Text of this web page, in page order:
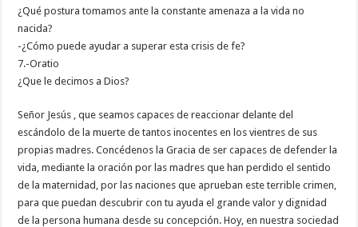
¿Qué postura tomamos ante la constante amenaza a la vida no
nacida?
-¿Cómo puede ayudar a superar esta crisis de fe?
7.-Oratio
¿Que le decimos a Dios?
Señor Jesús , que seamos capaces de reaccionar delante del
escándolo de la muerte de tantos inocentes en los vientres de sus
propias madres. Concédenos la Gracia de ser capaces de defender la
vida, mediante la oración por las madres que han perdido el sentido
de la maternidad, por las naciones que aprueban este terrible crimen,
para que puedan descubrir con tu ayuda el grande valor y dignidad
de la persona humana desde su concepción. Hoy, en nuestra sociedad